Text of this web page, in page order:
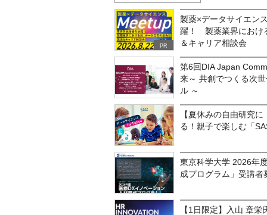
PR
製薬×データサイエン
躍！ 製薬業界におけ
＆キャリア相談会
第6回DIA Japan
来～ 共創でつくる次
ル ～
【夏休みの自由研究
る！親子で楽しむ「
東京科学大学 2026年
成プログラム」受講者
【1日限定】入山 章